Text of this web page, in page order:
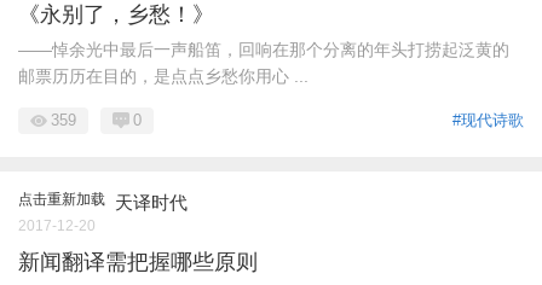
《永别了，乡愁！》
——悼余光中最后一声船笛，回响在那个分离的年头打捞起泛黄的
邮票历历在目的，是点点乡愁你用心 ...
#现代诗歌
359 0
点击重新加载 天译时代
2017-12-20
新闻翻译需把握哪些原则